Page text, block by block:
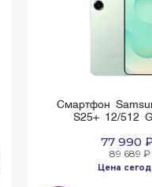
Смартфон
S25+ 12/512
77 990
89 689 ₽
Цена